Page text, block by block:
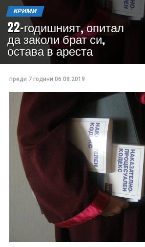
КРИМИ
22-годишният, опитал
да заколи брат си,
остава в ареста
преди 7 години 06.08.2019